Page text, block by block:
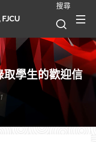
搜尋
取學生的歡迎信